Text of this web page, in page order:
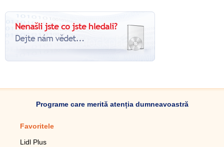
Programe care merită atenția dumneavoastră
Favoritele
Lidl Plus